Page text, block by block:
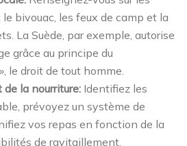
bivouac, les feux de camp et la
La Suède, par exemple, autorise
grâce au principe du
le droit de tout homme.
de la nourriture: Identifiez les
prévoyez un système de
vos repas en fonction de la
de ravitaillement.